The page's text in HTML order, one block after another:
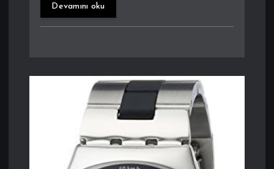
Devamını oku